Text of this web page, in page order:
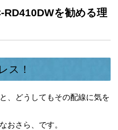
RD410DWを勧める理
ス！
、どうしてもその配線に気を
おさら、です。